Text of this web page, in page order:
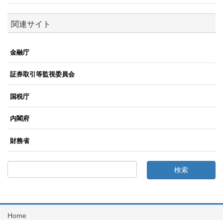
関連サイト
金融庁
証券取引等監視委員会
国税庁
内閣府
財務省
Home